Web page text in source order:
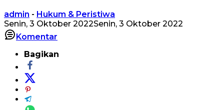
admin - Hukum & Peristiwa
Senin, 3 Oktober 2022Senin, 3 Oktober 2022
Komentar
Bagikan